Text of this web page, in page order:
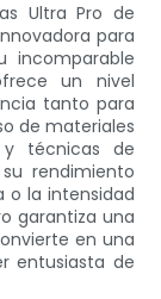
Ultra Pro de
para
incomparable
un nivel
tanto para
de materiales
y técnicas de
rendimiento
o la intensidad
garantiza una
en una
entusiasta de